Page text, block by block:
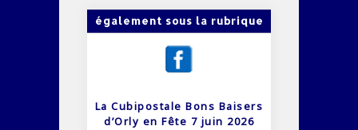
également sous la rubrique
La Cubipostale Bons Baisers
d’Orly en Fête 7 juin 2026